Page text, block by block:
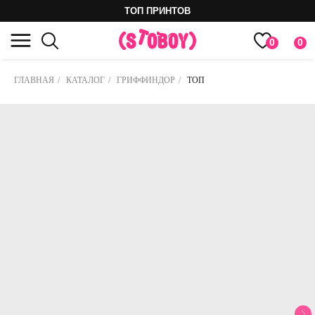
0
0
ТОП ПРИНТОВ
ГЛАВНАЯ / КАТАЛОГ / ГРИФФИНДОР / ТОП